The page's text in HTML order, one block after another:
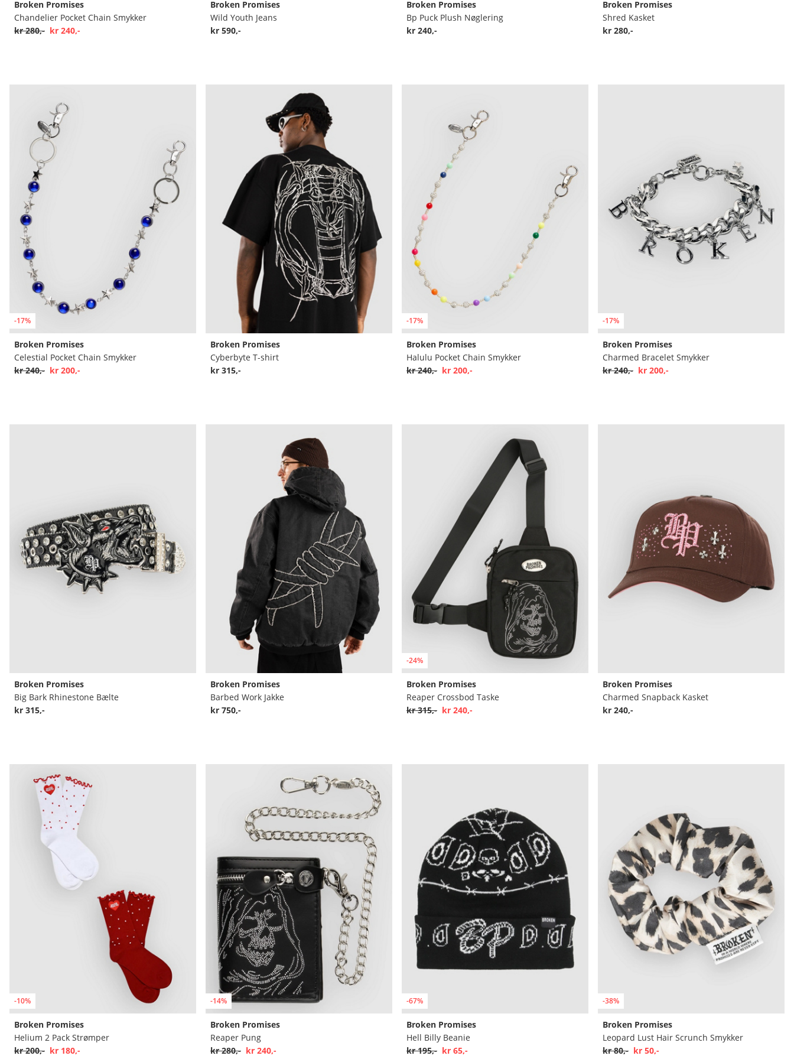
Broken Promises
Chandelier Pocket Chain Smykker
kr 280,- kr 240,-
Broken Promises
Wild Youth Jeans
kr 590,-
Broken Promises
Bp Puck Plush Nøglering
kr 240,-
Broken Promises
Shred Kasket
kr 280,-
-17%
Broken Promises
Celestial Pocket Chain Smykker
kr 240,- kr 200,-
Broken Promises
Cyberbyte T-shirt
kr 315,-
-17%
Broken Promises
Halulu Pocket Chain Smykker
kr 240,- kr 200,-
-17%
Broken Promises
Charmed Bracelet Smykker
kr 240,- kr 200,-
Broken Promises
Big Bark Rhinestone Bælte
kr 315,-
Broken Promises
Barbed Work Jakke
kr 750,-
-24%
Broken Promises
Reaper Crossbod Taske
kr 315,- kr 240,-
Broken Promises
Charmed Snapback Kasket
kr 240,-
-10%
Broken Promises
Helium 2 Pack Strømper
kr 200,- kr 180,-
-14%
Broken Promises
Reaper Pung
kr 280,- kr 240,-
-67%
Broken Promises
Hell Billy Beanie
kr 195,- kr 65,-
-38%
Broken Promises
Leopard Lust Hair Scrunch Smykker
kr 80,- kr 50,-